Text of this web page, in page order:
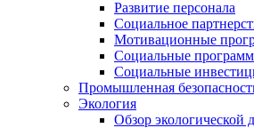
Развитие персонала
Социальное
Мотивационные
Социальные
Социальные
Промышленная
Экология
Обзор экологической